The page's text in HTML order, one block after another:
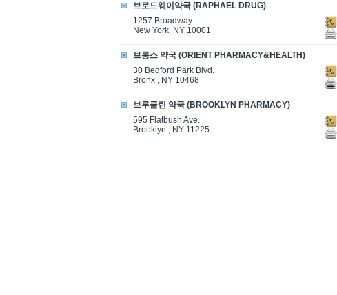
브로드웨이약국 (RAPHAEL DRUG)
1257 Broadway
New York, NY 10001
브롱스 약국 (ORIENT PHARMACY&HEALTH)
30 Bedford Park Blvd.
Bronx , NY 10468
브루클린 약국 (BROOKLYN PHARMACY)
595 Flatbush Ave.
Brooklyn , NY 11225